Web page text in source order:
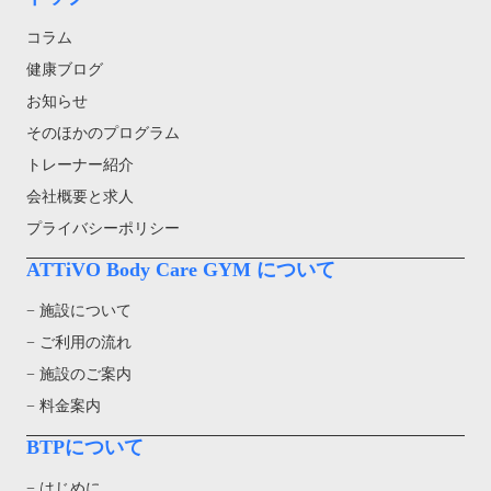
コラム
健康ブログ
お知らせ
そのほかのプログラム
トレーナー紹介
会社概要と求人
プライバシーポリシー
ATTiVO Body Care GYM について
− 施設について
− ご利用の流れ
− 施設のご案内
− 料金案内
BTPについて